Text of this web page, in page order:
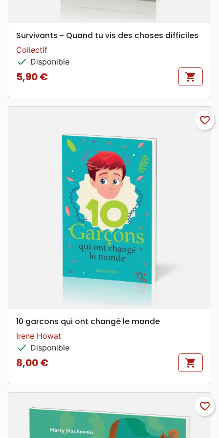
Survivants - Quand tu vis des choses difficiles
Collectif
check Disponible
Prix
5,90 € shopping_cart
favorite_border
10 garcons qui ont changé le monde
Irene Howat
check Disponible
Prix
8,00 € shopping_cart
favorite_border